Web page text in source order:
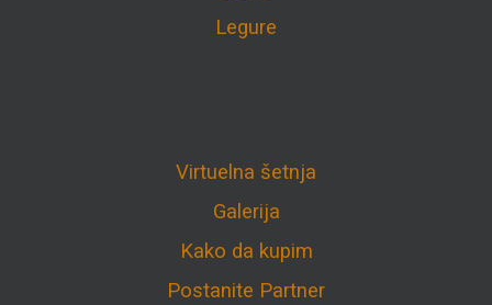
Legure
Virtuelna šetnja
Galerija
Kako da kupim
Postanite Partner